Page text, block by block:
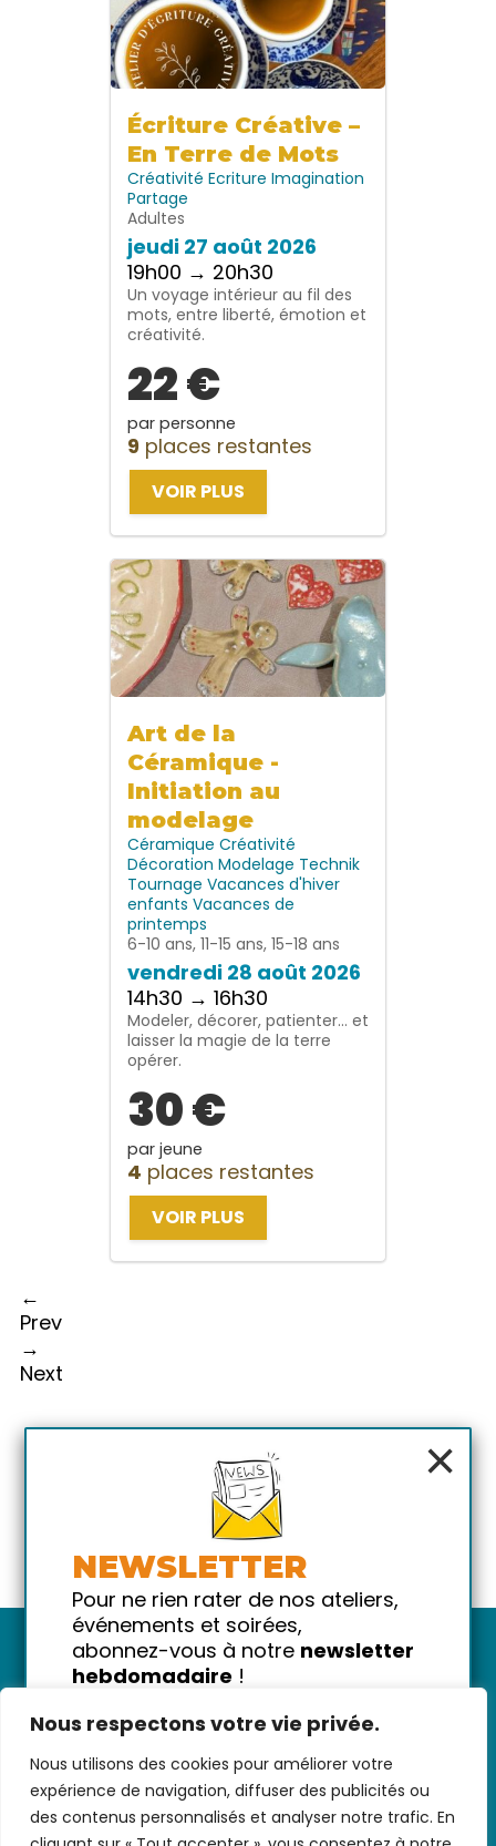
Nous respectons votre vie privée.
Nous utilisons des cookies pour améliorer votre
expérience de navigation, diffuser des publicités ou
des contenus personnalisés et analyser notre trafic. En
Écriture Créative –
En Terre de Mots
Créativité Ecriture Imagination
Partage
Adultes
jeudi 27 août 2026
19h00 → 20h30
Un voyage intérieur au fil des
mots, entre liberté, émotion et
créativité.
22 €
par personne
9 places restantes
VOIR PLUS
Art de la
Céramique -
Initiation au
modelage
Céramique Créativité
Décoration Modelage Technik
Tournage Vacances d'hiver
enfants Vacances de
printemps
6-10 ans, 11-15 ans, 15-18 ans
vendredi 28 août 2026
14h30 → 16h30
Modeler, décorer, patienter… et
laisser la magie de la terre
opérer.
30 €
par jeune
4 places restantes
VOIR PLUS
←
Prev
→
Next
Nous contacter- CGV/CGU-Données
personnelles-Infos pratiques- FAQ
×
NEWSLETTER
Pour ne rien rater de nos ateliers,
événements et soirées,
abonnez-vous à notre newsletter
hebdomadaire !
!
Votre email